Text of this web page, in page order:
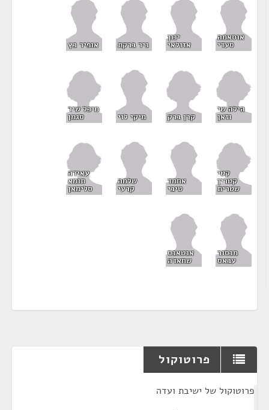
אוסאמה
סעדי
ינון
אזולאי ניר ברקת אופיר כץ
הילה שי
וזאן קרן ברק מיקי לוי
מיכל שיר
סגמן
קטי
קטרין
שטרית
אחמד
טיבי
שלמה
קרעי
עאידה
תומא
סלימאן
מנסור
עבאס
אנטאנס
שחאדה
פרוטוקול
פרוטוקול של ישיבת ועדה